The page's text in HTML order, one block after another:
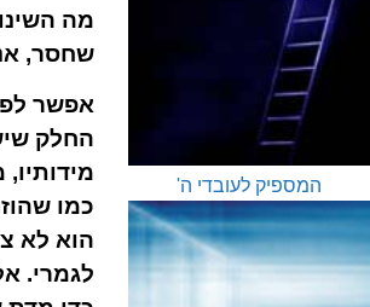
מה
שחסר,
אפשר
החלק
כמו
הוא לא
לגמרי.
המספיק לעובדי ה'